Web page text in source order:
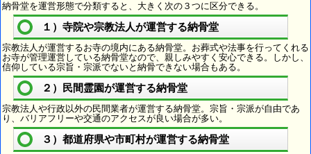
納骨堂を運営形態で分類すると、大きく次の３つに区分できる。
１）寺院や宗教法人が運営する納骨堂
宗教法人が運営するお寺の境内にある納骨堂。お葬式や法事を行ってくれる
お寺が管理運営している納骨堂なので、親しみやすく安心できる。しかし、
信仰している宗旨・宗派でないと納骨できない場合もある。
２）民間霊園が運営する納骨堂
宗教法人や行政以外の民間業者が運営する納骨堂。宗旨・宗派が自由であ
り、バリアフリーや交通のアクセスが良い場合が多い。
３）都道府県や市町村が運営する納骨堂